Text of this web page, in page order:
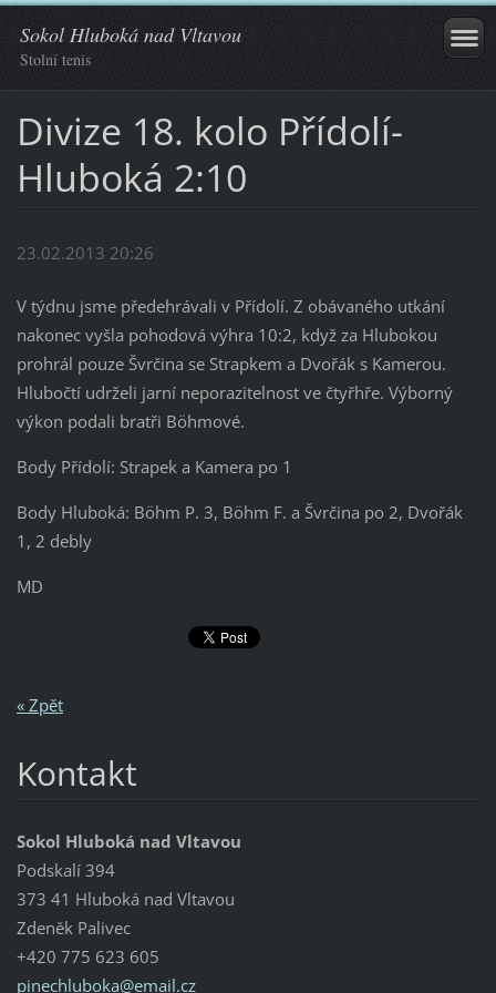
Sokol Hluboká nad Vltavou
Stolní tenis
Divize 18. kolo Přídolí-
Hluboká 2:10
23.02.2013 20:26
V týdnu jsme předehrávali v Přídolí. Z obávaného utkání
nakonec vyšla pohodová výhra 10:2, když za Hlubokou
prohrál pouze Švrčina se Strapkem a Dvořák s Kamerou.
Hlubočtí udrželi jarní neporazitelnost ve čtyřhře. Výborný
výkon podali bratři Böhmové.
Body Přídolí: Strapek a Kamera po 1
Body Hluboká: Böhm P. 3, Böhm F. a Švrčina po 2, Dvořák
1, 2 debly
MD
« Zpět
Kontakt
Sokol Hluboká nad Vltavou
Podskalí 394
373 41 Hluboká nad Vltavou
Zdeněk Palivec
+420 775 623 605
pinechluboka@email.cz